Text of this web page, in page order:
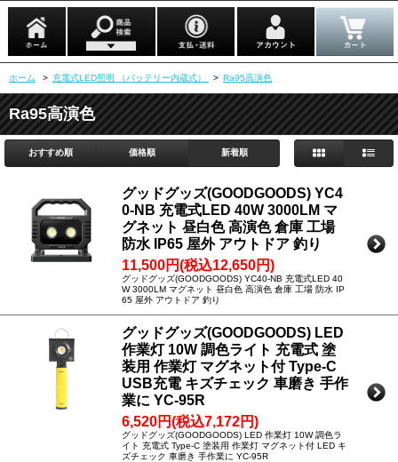
ホーム > 充電式LED照明 （バッテリー内蔵式） > Ra95高演色
Ra95高演色
おすすめ順 価格順 新着順
グッドグッズ(GOODGOODS) YC4
0-NB 充電式LED 40W 3000LM マ
グネット 昼白色 高演色 倉庫 工場
防水 IP65 屋外 アウトドア 釣り
11,500円(税込12,650円)
グッドグッズ(GOODGOODS) YC40-NB 充電式LED 40
W 3000LM マグネット 昼白色 高演色 倉庫 工場 防水 IP
65 屋外 アウトドア 釣り
グッドグッズ(GOODGOODS) LED
作業灯 10W 調色ライト 充電式 塗
装用 作業灯 マグネット付 Type-C
USB充電 キズチェック 車磨き 手作
業に YC-95R
6,520円(税込7,172円)
グッドグッズ(GOODGOODS) LED 作業灯 10W 調色ラ
イト 充電式 Type-C 塗装用 作業灯 マグネット付 LED キ
ズチェック 車磨き 手作業に YC-95R